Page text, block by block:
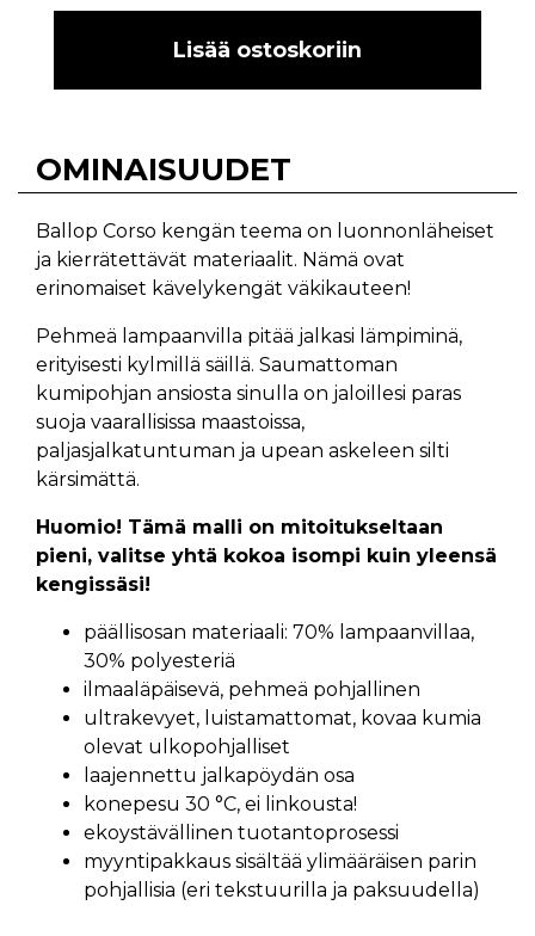
Lisää ostoskoriin
OMINAISUUDET
Ballop Corso kengän teema on luonnonläheiset
ja kierrätettävät materiaalit. Nämä ovat
erinomaiset kävelykengät väkikauteen!
Pehmeä lampaanvilla pitää jalkasi lämpiminä,
erityisesti kylmillä säillä. Saumattoman
kumipohjan ansiosta sinulla on jaloillesi paras
suoja vaarallisissa maastoissa,
paljasjalkatuntuman ja upean askeleen silti
kärsimättä.
Huomio! Tämä malli on mitoitukseltaan
pieni, valitse yhtä kokoa isompi kuin yleensä
kengissäsi!
päällisosan materiaali: 70% lampaanvillaa,
30% polyesteriä
ilmaaläpäisevä, pehmeä pohjallinen
ultrakevyet, luistamattomat, kovaa kumia
olevat ulkopohjalliset
laajennettu jalkapöydän osa
konepesu 30 °C, ei linkousta!
ekoystävällinen tuotantoprosessi
myyntipakkaus sisältää ylimääräisen parin
pohjallisia (eri tekstuurilla ja paksuudella)